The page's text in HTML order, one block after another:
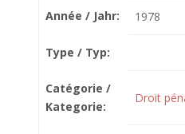
Année / Jahr: 1978
Type / Typ:
Catégorie /
Kategorie:
Droit